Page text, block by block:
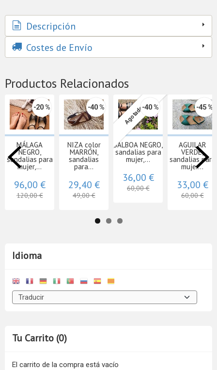
Idioma
Tu Carrito (0)
El carrito de la compra está vacío
Descripción
Costes de Envío
Productos Relacionados
-20 %
MÁLAGA
NEGRO,
sandalias para
mujer,...
96,00 €
120,00 €
-40 %
NIZA color
MARRÓN,
sandalias
para...
29,40 €
49,00 €
Agotado-40 %
BALBOA NEGRO,
sandalias para
mujer,...
36,00 €
60,00 €
-45 %
AGUILAR
VERDE,
sandalias para
mujer...
33,00 €
60,00 €